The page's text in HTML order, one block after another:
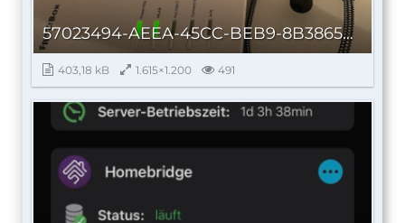
57023494-AEEA-45CC-BEB9-8B38658DAA66_autoscaled.jpg
403,18 kB 1.615×1.200 491